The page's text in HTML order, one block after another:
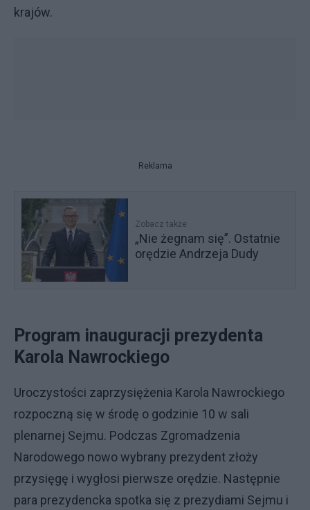
krajów.
Reklama
Zobacz także
„Nie żegnam się”. Ostatnie
orędzie Andrzeja Dudy
Program inauguracji prezydenta
Karola Nawrockiego
Uroczystości zaprzysiężenia Karola Nawrockiego
rozpoczną się w środę o godzinie 10 w sali
plenarnej Sejmu. Podczas Zgromadzenia
Narodowego nowo wybrany prezydent złoży
przysięgę i wygłosi pierwsze orędzie. Następnie
para prezydencka spotka się z prezydiami Sejmu i